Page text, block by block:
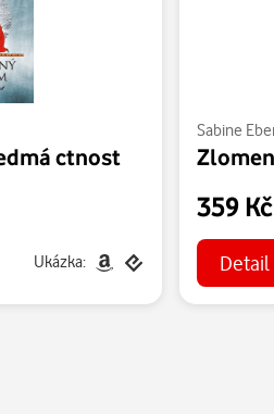
ctnost
Ukázka:
Sabine
359
Detail